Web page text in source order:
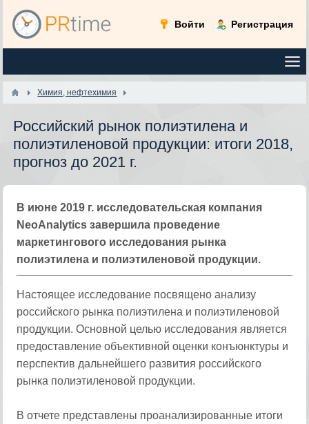
Войти Регистрация
Химия, нефтехимия
Российский рынок полиэтилена и
полиэтиленовой продукции: итоги 2018,
прогноз до 2021 г.
В июне 2019 г. исследовательская компания
NeoAnalytics завершила проведение
маркетингового исследования рынка
полиэтилена и полиэтиленовой продукции.
Настоящее исследование посвящено анализу
российского рынка полиэтилена и полиэтиленовой
продукции. Основной целью исследования является
предоставление объективной оценки конъюнктуры и
перспектив дальнейшего развития российского
рынка полиэтиленовой продукции.
В отчете представлены проанализированные итоги